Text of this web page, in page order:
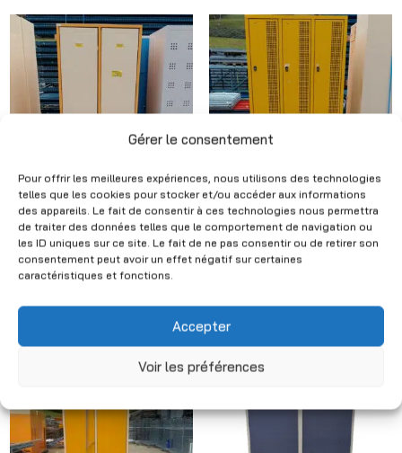
Gérer le consentement
Pour offrir les meilleures expériences, nous utilisons des technologies
telles que les cookies pour stocker et/ou accéder aux informations
des appareils. Le fait de consentir à ces technologies nous permettra
de traiter des données telles que le comportement de navigation ou
les ID uniques sur ce site. Le fait de ne pas consentir ou de retirer son
consentement peut avoir un effet négatif sur certaines
caractéristiques et fonctions.
Accepter
Voir les préférences
White and yellow
metal locker – 2 doors
– H185 x W72 x D50
cm
CHF160.00 (Excl. VAT)
Yellow metal locker –
6 doors – H185 x W90
x D50 cm